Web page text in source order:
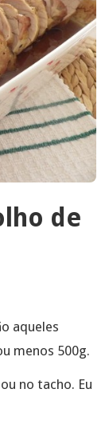
de
aqueles
menos 500g.
no tacho. Eu